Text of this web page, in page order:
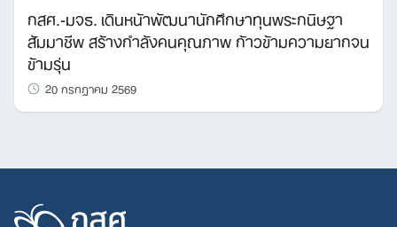
กสศ.-มจธ. เดินหน้าพัฒนานักศึกษาทุนพระกนิษฐา
สัมมาชีพ สร้างกำลังคนคุณภาพ ก้าวข้ามความยากจน
ข้ามรุ่น
20 กรกฎาคม 2569